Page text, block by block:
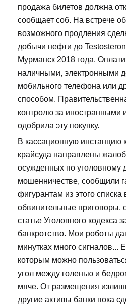
продажа билетов должна
сообщает соб. На встрече
возможного продления
добычи нефти до
Мурманск 2018 года.
наличными, электронными
мобильного телефона или
способом.
контролю за иностранными
одобрила эту покупку.
В кассационную инстанцию
крайсуда направлены
осужденных по уголовному
мошенничестве, сообщили
фигурантам из этого
обвинительные приговоры,
статье Уголовного кодекса
банкротство. Мои роботы
минутках много сигналов...
которым можно
угол между голенью и
мяче. От размещения
другие активы банки пока